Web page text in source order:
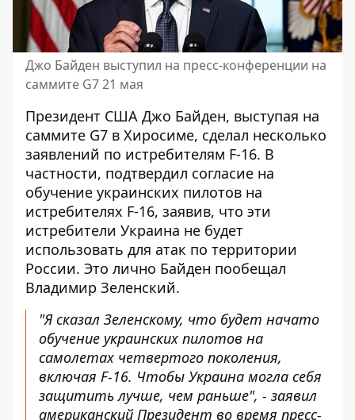
Джо Байден выступил на пресс-конференции на
саммите G7 21 мая
Президент США Джо Байден, выступая на
саммите G7 в Хиросиме, сделал несколько
заявлений по истребителям F-16. В
частности, подтвердил согласие на
обучение украинских пилотов на
истребителях F-16, заявив, что эти
истребители Украина не будет
использовать для атак по территории
России. Это лично Байден пообещал
Владимир Зеленский.
"Я сказал Зеленскому, что будет начато
обучение украинских пилотов на
самолетах четвертого поколения,
включая F-16. Чтобы Украина могла себя
защитить лучше, чем раньше", - заявил
американский Президент во время пресс-